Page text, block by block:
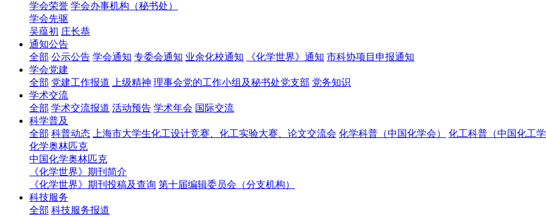
学会荣誉 学会办事机构（秘书处）
学会先驱
吴蕴初 庄长恭
通知公告
全部 公示公告 学会通知 专委会通知 业余化校通知 《化学世界》通知 市科协项目申报通知
学会党建
全部 党建工作报道 上级精神 理事会党的工作小组及秘书处党支部 党务知识
学术交流
全部 学术交流报道 活动预告 学术年会 国际交流
科学普及
全部 科普动态 上海市大学生化工设计竞赛、化工实验大赛、论文交流会 化学科普（中国化学会）
化工科普（中国化工学
化学奥林匹克
中国化学奥林匹克
《化学世界》期刊简介
《化学世界》期刊投稿及查询 第十届编辑委员会（分支机构）
科技服务
全部 科技服务报道